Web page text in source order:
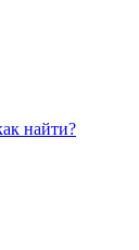
найти?